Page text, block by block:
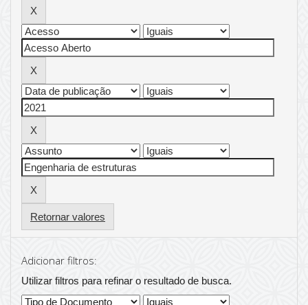
Retornar valores
Adicionar filtros:
Utilizar filtros para refinar o resultado de busca.